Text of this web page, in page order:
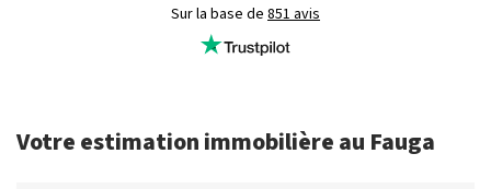
Sur la base de 851 avis
Votre estimation immobilière au Fauga